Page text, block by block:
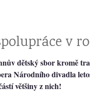
v
dětský sbor kromě
Národního divadla
většiny z nich!